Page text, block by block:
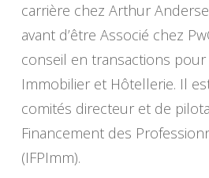
carrière chez Arthur
avant d’être Associé chez
conseil en transactions
Immobilier et Hôtellerie. Il
comités directeur et de
Financement des
(IFPImm).